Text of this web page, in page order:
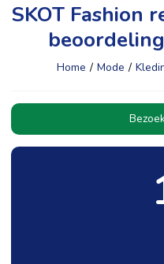
SKOT Fashion
Home / Mode /